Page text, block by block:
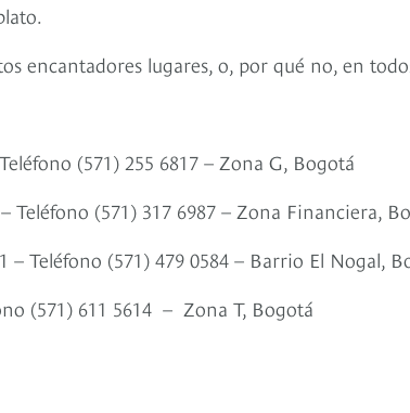
encantadores lugares, o, por qué no, en
(571) 255 6817 – Zona G, Bogotá
Teléfono (571) 317 6987 – Zona Financiera,
– Teléfono (571) 479 0584 – Barrio El Nogal,
(571) 611 5614 – Zona T, Bogotá